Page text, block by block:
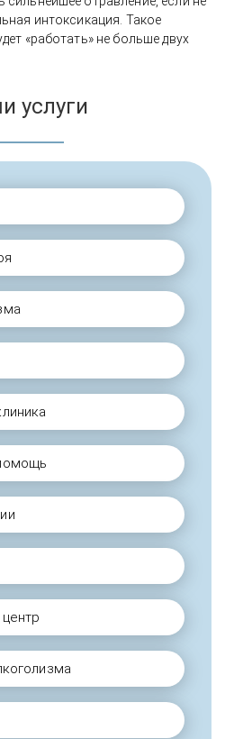
интоксикация. Такое
«работать» не больше двух
услуги